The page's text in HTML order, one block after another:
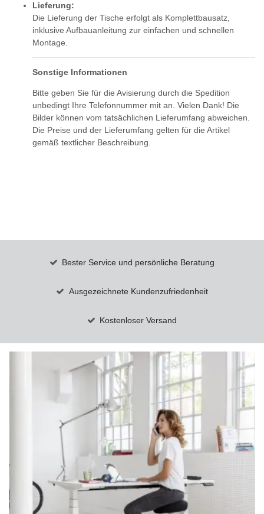
Lieferung:
Die Lieferung der Tische erfolgt als Komplettbausatz,
inklusive Aufbauanleitung zur einfachen und schnellen
Montage.
Sonstige Informationen
Bitte geben Sie für die Avisierung durch die Spedition
unbedingt Ihre Telefonnummer mit an. Vielen Dank! Die
Bilder können vom tatsächlichen Lieferumfang abweichen.
Die Preise und der Lieferumfang gelten für die Artikel
gemäß textlicher Beschreibung.
Bester Service und persönliche Beratung
Ausgezeichnete Kundenzufriedenheit
Kostenloser Versand